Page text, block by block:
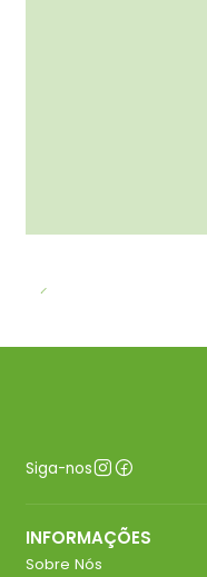
Siga-nos
INFORMAÇÕES
Sobre Nós